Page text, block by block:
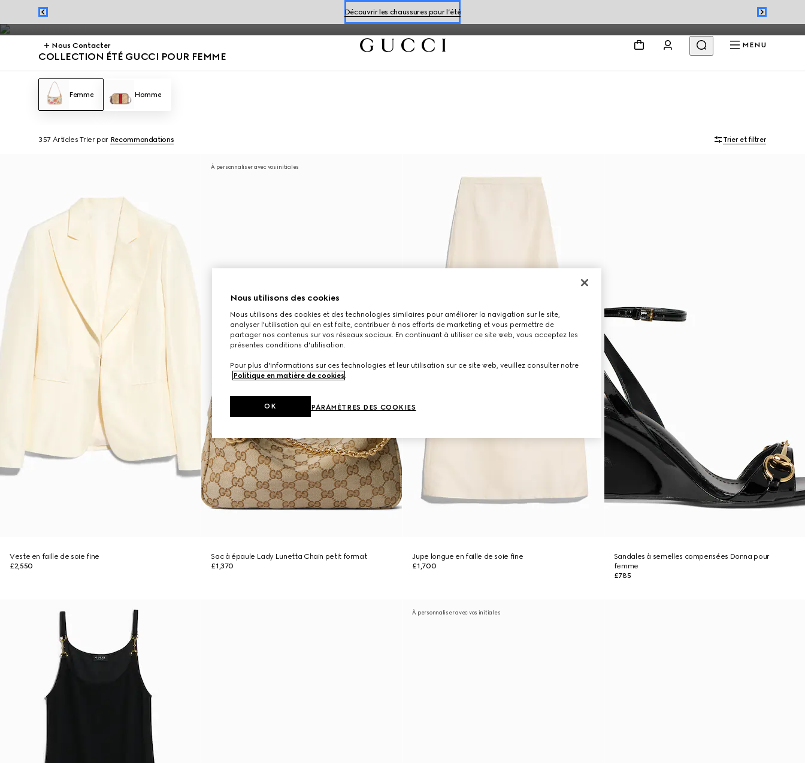
Découvrir les chaussures pour l’été
Réservez un rendez-vous
Nous Contacter MENU
Robes et sacs d’été, de Jackie 1961 à Gucci Giglio, mettent en valeur le motif Flora, parfait pour la saison.
COLLECTION ÉTÉ GUCCI POUR FEMME
Femme Homme
357 Articles Trier par Recommandations Trier et filtrer
Veste en faille de soie fine
£2,550
À personnaliser avec vos initiales
Sac à épaule Lady Lunetta Chain petit format
£1,370
Jupe longue en faille de soie fine
£1,700
Sandales à semelles compensées Donna pour
femme
£785
À personnaliser avec vos initiales
Nous utilisons des cookies
Nous utilisons des cookies et des technologies similaires pour améliorer la navigation sur le site,
analyser l'utilisation qui en est faite, contribuer à nos efforts de marketing et vous permettre de
partager nos contenus sur vos réseaux sociaux. En continuant à utiliser ce site web, vous acceptez les
présentes conditions d'utilisation.
Pour plus d'informations sur ces technologies et leur utilisation sur ce site web, veuillez consulter notre
Politique en matière de cookies.
PARAMÈTRES DES COOKIES
OK